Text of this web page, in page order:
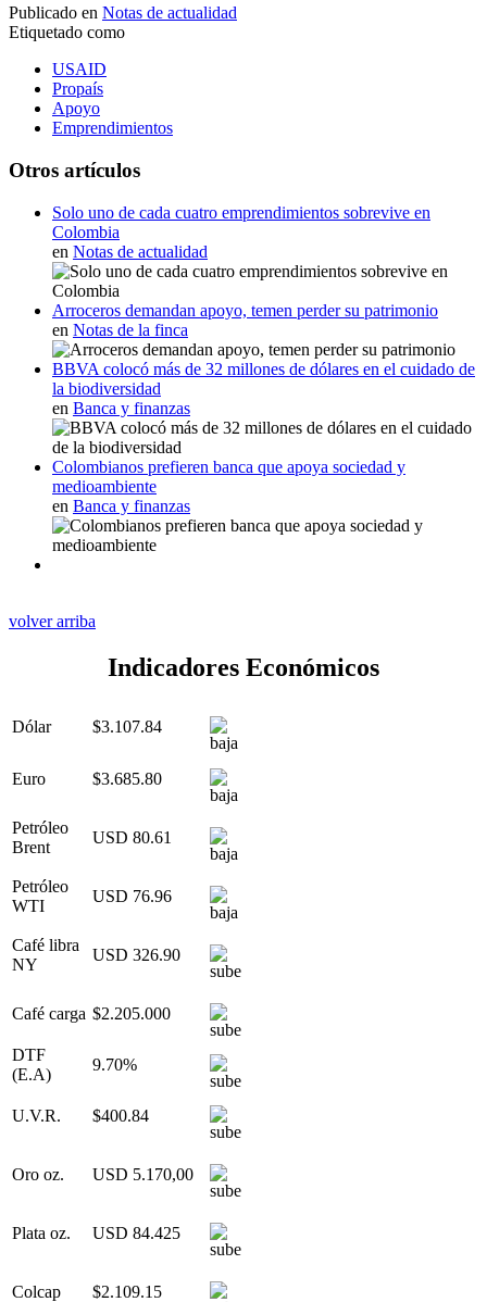
Publicado en Notas de actualidad
Etiquetado como
USAID
Propaís
Apoyo
Emprendimientos
Otros artículos
Solo uno de cada cuatro emprendimientos sobrevive en
Colombia
en Notas de actualidad
Arroceros demandan apoyo, temen perder su patrimonio
en Notas de la finca
BBVA colocó más de 32 millones de dólares en el cuidado de
la biodiversidad
en Banca y finanzas
Colombianos prefieren banca que apoya sociedad y
medioambiente
en Banca y finanzas
volver arriba
Indicadores Económicos
Dólar $3.107.84
Euro $3.685.80
Petróleo
Brent
USD 80.61
Petróleo
WTI
USD 76.96
Café libra
NY
USD 326.90
Café carga $2.205.000
DTF
(E.A)
9.70%
U.V.R. $400.84
Oro oz. USD 5.170,00
Plata oz. USD 84.425
Colcap $2.109.15